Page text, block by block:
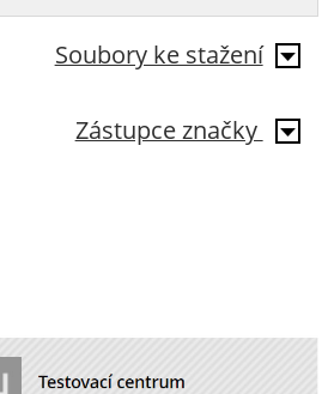
Soubory ke stažení
Zástupce značky